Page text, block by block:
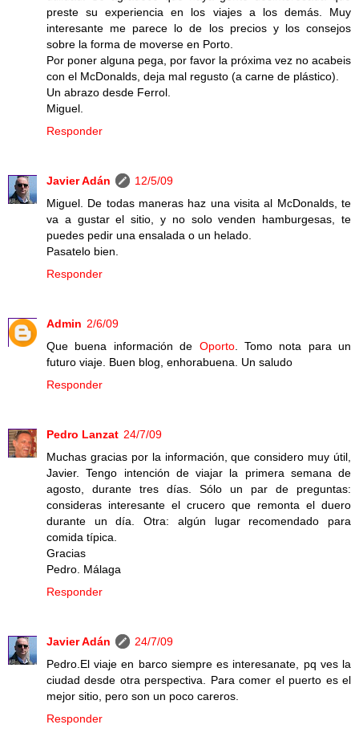
preste su experiencia en los viajes a los demás. Muy
interesante me parece lo de los precios y los consejos
sobre la forma de moverse en Porto.
Por poner alguna pega, por favor la próxima vez no acabeis
con el McDonalds, deja mal regusto (a carne de plástico).
Un abrazo desde Ferrol.
Miguel.
Responder
Javier Adán
12/5/09
Miguel. De todas maneras haz una visita al McDonalds, te
va a gustar el sitio, y no solo venden hamburgesas, te
puedes pedir una ensalada o un helado.
Pasatelo bien.
Responder
Admin 2/6/09
Que buena información de Oporto. Tomo nota para un
futuro viaje. Buen blog, enhorabuena. Un saludo
Responder
Pedro Lanzat 24/7/09
Muchas gracias por la información, que considero muy útil,
Javier. Tengo intención de viajar la primera semana de
agosto, durante tres días. Sólo un par de preguntas:
consideras interesante el crucero que remonta el duero
durante un día. Otra: algún lugar recomendado para
comida típica.
Gracias
Pedro. Málaga
Responder
Javier Adán
24/7/09
Pedro.El viaje en barco siempre es interesanate, pq ves la
ciudad desde otra perspectiva. Para comer el puerto es el
mejor sitio, pero son un poco careros.
Responder